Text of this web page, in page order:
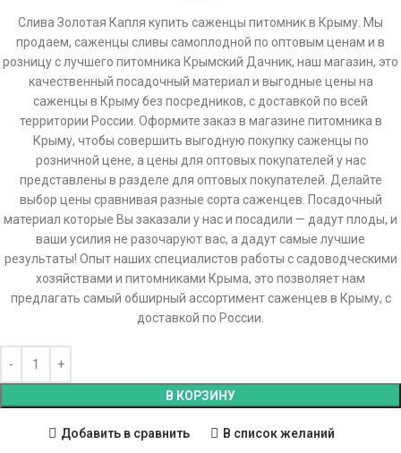
Слива Золотая Капля купить саженцы питомник в Крыму. Мы
продаем, саженцы сливы самоплодной по оптовым ценам и в
розницу с лучшего питомника Крымский Дачник, наш магазин, это
качественный посадочный материал и выгодные цены на
саженцы в Крыму без посредников, с доставкой по всей
территории России. Оформите заказ в магазине питомника в
Крыму, чтобы совершить выгодную покупку саженцы по
розничной цене, а цены для оптовых покупателей у нас
представлены в разделе для оптовых покупателей. Делайте
выбор цены сравнивая разные сорта саженцев. Посадочный
материал которые Вы заказали у нас и посадили — дадут плоды, и
ваши усилия не разочаруют вас, а дадут самые лучшие
результаты! Опыт наших специалистов работы с садоводческими
хозяйствами и питомниками Крыма, это позволяет нам
предлагать самый обширный ассортимент саженцев в Крыму, с
доставкой по России.
В КОРЗИНУ
Добавить в сравнить В список желаний